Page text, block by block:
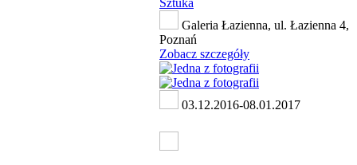
Galeria Łazienna, ul. Łazienna 4,
Poznań
Zobacz szczegóły
03.12.2016-08.01.2017